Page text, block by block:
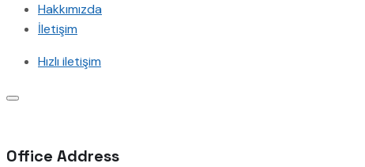
Hakkımızda
İletişim
Hızlı iletişim
Office Address